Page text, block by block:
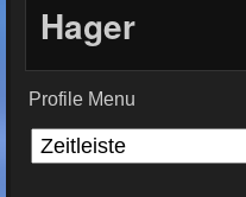
Hager
Profile Menu